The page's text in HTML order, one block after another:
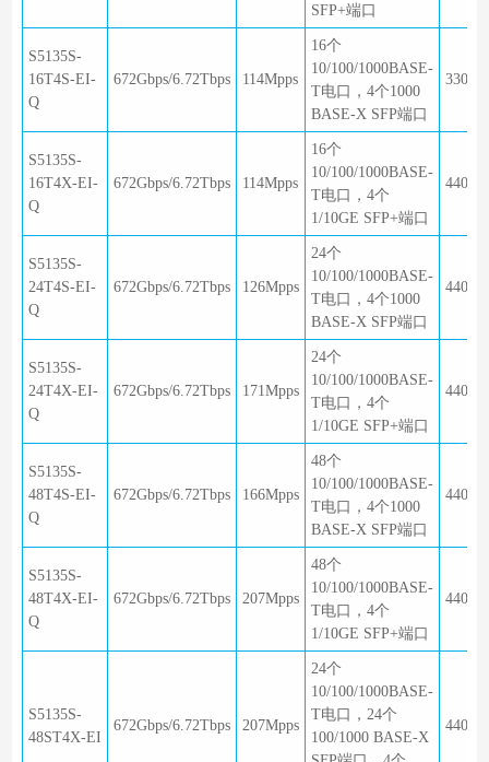
SFP+端口
S5135S-
16T4S-EI-
Q
672Gbps/6.72Tbps 114Mpps
16个
10/100/1000BASE-
T电口，4个1000
BASE-X SFP端口
S5135S-
16T4X-EI-
Q
672Gbps/6.72Tbps 114Mpps
16个
10/100/1000BASE-
T电口，4个
1/10GE SFP+端口
S5135S-
24T4S-EI-
Q
672Gbps/6.72Tbps 126Mpps
24个
10/100/1000BASE-
T电口，4个1000
BASE-X SFP端口
S5135S-
24T4X-EI-
Q
672Gbps/6.72Tbps 171Mpps
24个
10/100/1000BASE-
T电口，4个
1/10GE SFP+端口
S5135S-
48T4S-EI-
Q
672Gbps/6.72Tbps 166Mpps
48个
10/100/1000BASE-
T电口，4个1000
BASE-X SFP端口
S5135S-
48T4X-EI-
Q
672Gbps/6.72Tbps 207Mpps
48个
10/100/1000BASE-
T电口，4个
1/10GE SFP+端口
S5135S-
48ST4X-EI
672Gbps/6.72Tbps 207Mpps
24个
10/100/1000BASE-
T电口，24个
100/1000 BASE-X